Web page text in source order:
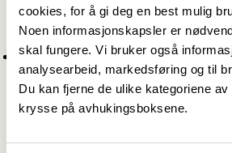
cookies, for å gi deg en best mulig
Noen informasjonskapsler er
skal fungere. Vi bruker også
analysearbeid, markedsføring og til
Du kan fjerne de ulike kategoriene
krysse på avhukingsboksene.
Viktig motiveringsfaktorer:
Ny lov om fagskoleutdanning -
og studentenes rettigheterslår
fagskolepoeng blir byttet ut
studere videre ved høyskole og